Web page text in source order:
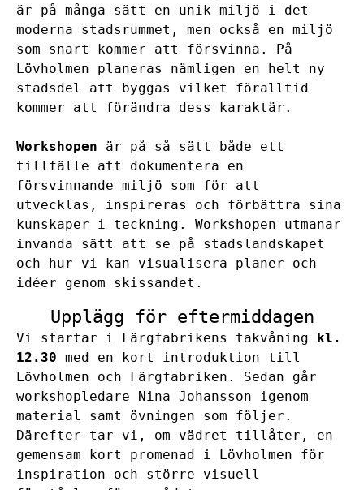
är på många sätt en unik miljö i det
moderna stadsrummet, men också en miljö
som snart kommer att försvinna. På
Lövholmen planeras nämligen en helt ny
stadsdel att byggas vilket föralltid
kommer att förändra dess karaktär.
Workshopen är på så sätt både ett
tillfälle att dokumentera en
försvinnande miljö som för att
utvecklas, inspireras och förbättra sina
kunskaper i teckning. Workshopen utmanar
invanda sätt att se på stadslandskapet
och hur vi kan visualisera planer och
idéer genom skissandet.
Upplägg för eftermiddagen
Vi startar i Färgfabrikens takvåning
kl.
12.30 med en kort introduktion till
Lövholmen och Färgfabriken. Sedan går
workshopledare Nina Johansson igenom
material samt övningen som följer.
Därefter tar vi, om vädret tillåter, en
gemensam kort promenad i Lövholmen för
inspiration och större visuell